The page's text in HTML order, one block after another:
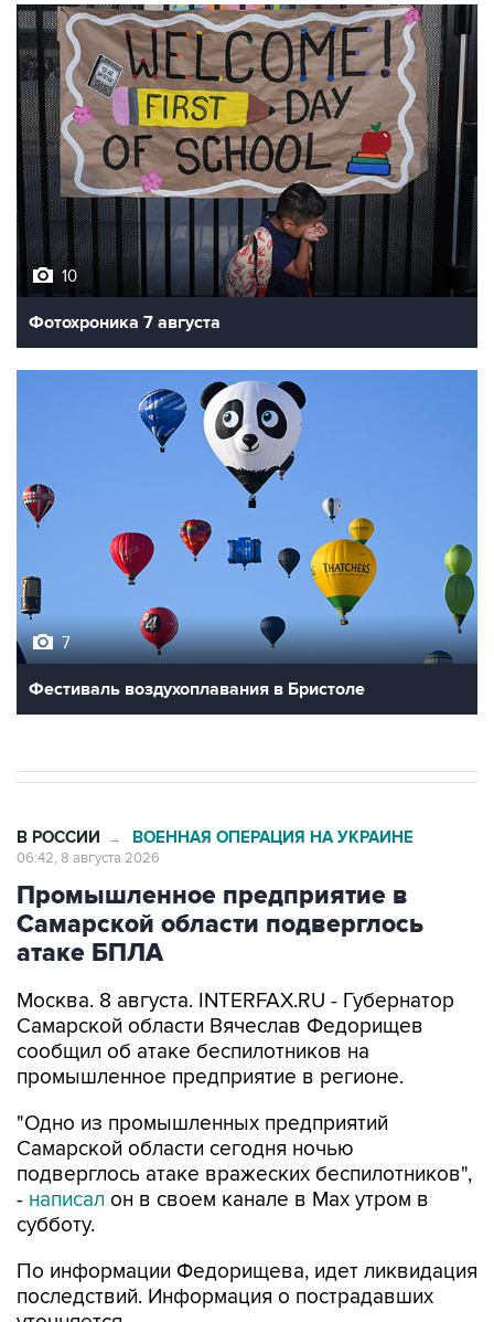
10
Фотохроника 7 августа
Фестиваль воздухоплавания в Бристоле
Промышленное предприятие в
Самарской области подверглось
атаке БПЛА
Москва. 8 августа. INTERFAX.RU - Губернатор
сообщил об атаке беспилотников на
промышленное предприятие в регионе.
"Одно из промышленных предприятий
подверглось атаке вражеских беспилотников",
-написалон в своем канале в Max утром в
субботу.
По информации Федорищева, идет ликвидация
уточняется.